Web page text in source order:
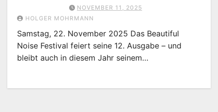
NOVEMBER 11, 2025
HOLGER MOHRMANN
Samstag, 22. November 2025 Das Beautiful
Noise Festival feiert seine 12. Ausgabe – und
bleibt auch in diesem Jahr seinem…